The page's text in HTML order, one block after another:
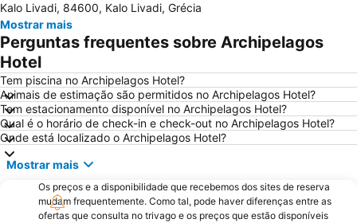
Mykonos Island National Airport
Paranga Beach
Psarou Beach
Syros Port
Elia
Agia Thalassa
Chryssi Akti
Agrari
Marco Polo
1. Antanaklasis Music Festival Mykonos
Chalandriani
Panagia Filotitisa
Kastraki
Kalo Livadi, 84600, Kalo Livadi, Grécia
Mostrar mais
Perguntas frequentes sobre Archipelagos
Hotel
Tem piscina no Archipelagos Hotel?
Animais de estimação são permitidos no Archipelagos Hotel?
Tem estacionamento disponível no Archipelagos Hotel?
Qual é o horário de check-in e check-out no Archipelagos Hotel?
Onde está localizado o Archipelagos Hotel?
Mostrar mais
Os preços e a disponibilidade que recebemos dos sites de reserva
mudam frequentemente. Como tal, pode haver diferenças entre as
ofertas que consulta no trivago e os preços que estão disponíveis